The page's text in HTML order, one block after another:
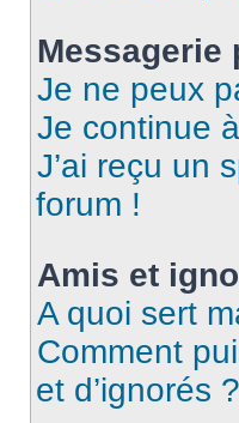
Messagerie
Je ne peux
Je continue
J’ai reçu un
forum !
Amis et
A quoi sert
Comment
et d’ignorés ?